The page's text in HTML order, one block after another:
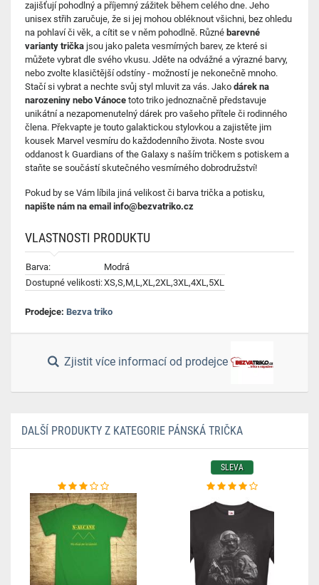
zajišťují pohodlný a příjemný zážitek během celého dne. Jeho
unisex střih zaručuje, že si jej mohou obléknout všichni, bez ohledu
na pohlaví či věk, a cítit se v něm pohodlně. Různé barevné
varianty trička jsou jako paleta vesmírných barev, ze které si
můžete vybrat dle svého vkusu. Jděte na odvážné a výrazné barvy,
nebo zvolte klasičtější odstíny - možností je nekonečně mnoho.
Stačí si vybrat a nechte svůj styl mluvit za vás. Jako dárek na
narozeniny nebo Vánoce toto triko jednoznačně představuje
unikátní a nezapomenutelný dárek pro vašeho přítele či rodinného
člena. Překvapte je touto galaktickou stylovkou a zajistěte jim
kousek Marvel vesmíru do každodenního života. Noste svou
oddanost k Guardians of the Galaxy s naším tričkem s potiskem a
staňte se součástí skutečného vesmírného dobrodružství!
Pokud by se Vám líbila jiná velikost či barva trička a potisku,
napište nám na email info@bezvatriko.cz
VLASTNOSTI PRODUKTU
Barva:
Modrá
Dostupné velikosti:XS,S,M,L,XL,2XL,3XL,4XL,5XL
Prodejce: Bezva triko
Zjistit více informací od prodejce
DALŠÍ PRODUKTY Z KATEGORIE PÁNSKÁ TRIČKA
SLEVA